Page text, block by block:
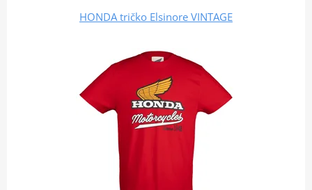
HONDA tričko Elsinore VINTAGE